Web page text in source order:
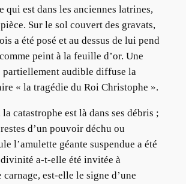
qui est dans les anciennes latrines,
Sur le sol couvert des gravats,
a été posé et au dessus de lui pend
peint à la feuille d’or. Une
partiellement audible diffuse la
« la tragédie du Roi Christophe ».
catastrophe est là dans ses débris ;
d’un pouvoir déchu ou
l’amulette géante suspendue a été
a-t-elle été invitée à
est-elle le signe d’une